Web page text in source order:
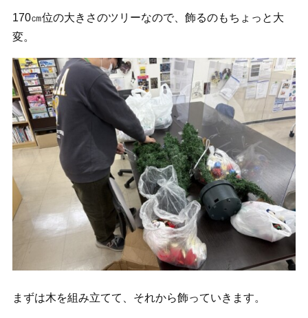
170㎝位の大きさのツリーなので、飾るのもちょっと大
変。
まずは木を組み立てて、それから飾っていきます。